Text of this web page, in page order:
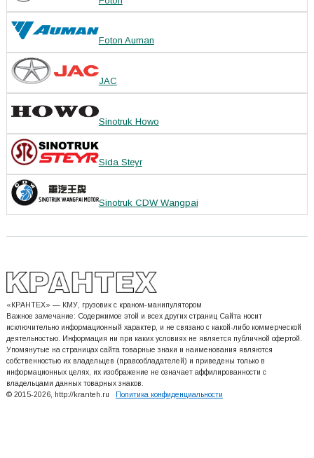
Foton Auman
JAC
Sinotruk Howo
Sida Steyr
Sinotruk CDW Wangpai
«КРАНТЕХ» — КМУ, грузовик с краном-манипулятором
Важное замечание: Содержимое этой и всех других страниц Сайта носит
исключительно информационный характер, и не связано с какой-либо коммерческой
деятельностью. Информация ни при каких условиях не является публичной офертой.
Упомянутые на страницах сайта товарные знаки и наименования являются
собственностью их владельцев (правообладателей) и приведены только в
информационных целях, их изображение не означает аффилированности с
владельцами данных товарных знаков.
© 2015-2026, http://kranteh.ru
Политика конфиденциальности